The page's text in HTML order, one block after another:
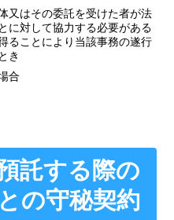
又はその委託を受けた者が法
に対して協力する必要がある
ることにより当該事務の遂行
き
合
託する際の
の守秘契約